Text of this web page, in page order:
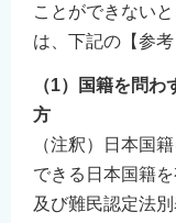
ことができない
は、下記の【参
（1）国籍を問
方
（注釈）日本国
できる日本国籍
及び難民認定法